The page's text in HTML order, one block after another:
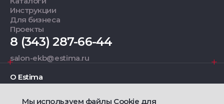
Инструкции
Для бизнеса
Проекты
8 (343) 287-66-44
salon-ekb@estima.ru
О Estima
Мы используем файлы Cookie для